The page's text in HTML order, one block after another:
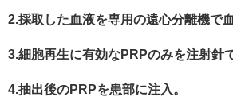
2.採取した血液を専用の遠心分離機で
3.細胞再生に有効なPRPのみを注射針
4.抽出後のPRPを患部に注入。